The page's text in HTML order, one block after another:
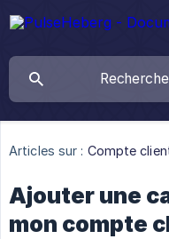
Articles sur : Compte
Ajouter une
mon compte